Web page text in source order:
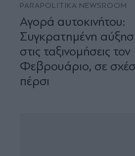
PARAPOLITIKA NEWSROOM
Αγορά αυτοκινήτου:
Συγκρατημένη
στις ταξινομήσεις τον
Φεβρουάριο, σε
πέρσι